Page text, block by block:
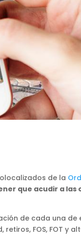
de la
que acudir a las
de cada una de
FOS, FOT y